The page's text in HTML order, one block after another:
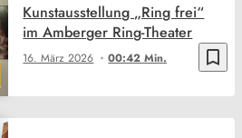
bookmark_border
16. März 2026 00:42 Min.
Kunstausstellung „Ring frei“
im Amberger Ring-Theater